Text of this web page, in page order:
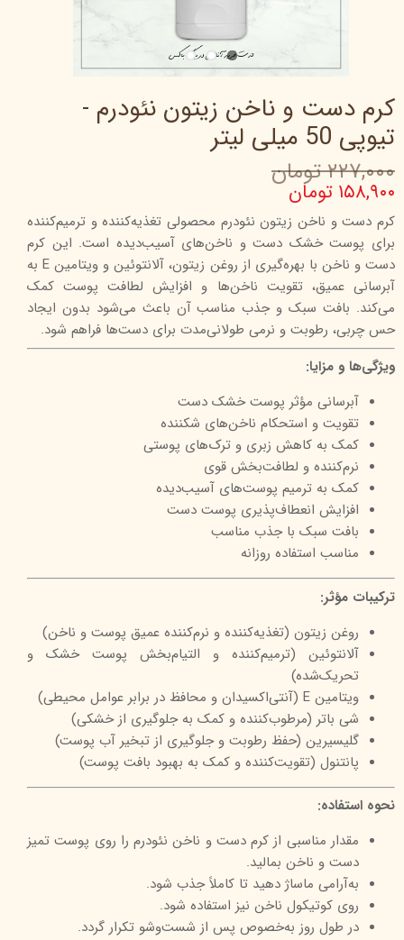
کرم دست و ناخن زیتون نئودرم -
تیوپی 50 میلی‌ لیتر
۲۲۷,۰۰۰ تومان
۱۵۸,۹۰۰ تومان
کرم دست و ناخن زیتون نئودرم محصولی تغذیه‌کننده و ترمیم‌کننده
برای پوست خشک دست و ناخن‌های آسیب‌دیده است. این کرم
دست و ناخن با بهره‌گیری از روغن زیتون، آلانتوئین و ویتامین E به
آبرسانی عمیق، تقویت ناخن‌ها و افزایش لطافت پوست کمک
می‌کند. بافت سبک و جذب مناسب آن باعث می‌شود بدون ایجاد
حس چربی، رطوبت و نرمی طولانی‌مدت برای دست‌ها فراهم شود.
ویژگی‌ها و مزایا:
آبرسانی مؤثر پوست خشک دست
تقویت و استحکام ناخن‌های شکننده
کمک به کاهش زبری و ترک‌های پوستی
نرم‌کننده و لطافت‌بخش قوی
کمک به ترمیم پوست‌های آسیب‌دیده
افزایش انعطاف‌پذیری پوست دست
بافت سبک با جذب مناسب
مناسب استفاده روزانه
ترکیبات مؤثر:
روغن زیتون (تغذیه‌کننده و نرم‌کننده عمیق پوست و ناخن)
آلانتوئین (ترمیم‌کننده و التیام‌بخش پوست خشک و
تحریک‌شده)
ویتامین E (آنتی‌اکسیدان و محافظ در برابر عوامل محیطی)
شی باتر (مرطوب‌کننده و کمک به جلوگیری از خشکی)
گلیسیرین (حفظ رطوبت و جلوگیری از تبخیر آب پوست)
پانتنول (تقویت‌کننده و کمک به بهبود بافت پوست)
نحوه استفاده:
مقدار مناسبی از کرم دست و ناخن نئودرم را روی پوست تمیز
دست و ناخن بمالید.
به‌آرامی ماساژ دهید تا کاملاً جذب شود.
روی کوتیکول ناخن نیز استفاده شود.
در طول روز به‌خصوص پس از شست‌وشو تکرار گردد.